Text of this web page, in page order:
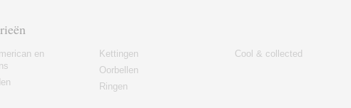
en
Kettingen
Oorbellen
Ringen
Cool & collected